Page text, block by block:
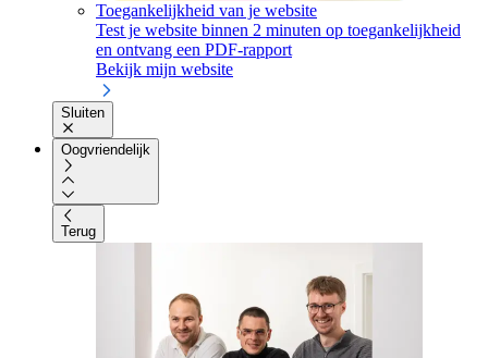
Toegankelijkheid van je website
Test je website binnen 2 minuten op toegankelijkheid
en ontvang een PDF-rapport
Bekijk mijn website
Sluiten
Oogvriendelijk
Terug